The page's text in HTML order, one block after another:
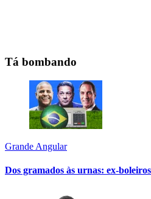
Tá bombando
Grande Angular
Dos gramados às urnas: ex-